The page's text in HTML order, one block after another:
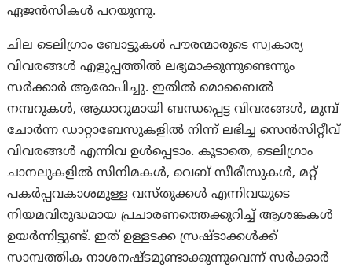
ഏജൻസികൾ പറയുന്നു.
ചില ടെലിഗ്രാം ബോട്ടുകൾ പൗരന്മാരുടെ സ്വകാര്യ
വിവരങ്ങൾ എളുപ്പത്തിൽ ലഭ്യമാക്കുന്നുണ്ടെന്നും
സർക്കാർ ആരോപിച്ചു. ഇതിൽ മൊബൈൽ
നമ്പറുകൾ, ആധാറുമായി ബന്ധപ്പെട്ട വിവരങ്ങൾ, മുമ്പ്
ചോർന്ന ഡാറ്റാബേസുകളിൽ നിന്ന് ലഭിച്ച സെൻസിറ്റീവ്
വിവരങ്ങൾ എന്നിവ ഉൾപ്പെടാം. കൂടാതെ, ടെലിഗ്രാം
ചാനലുകളിൽ സിനിമകൾ, വെബ് സീരീസുകൾ, മറ്റ്
പകർപ്പവകാശമുള്ള വസ്തുക്കൾ എന്നിവയുടെ
നിയമവിരുദ്ധമായ പ്രചാരണത്തെക്കുറിച്ച് ആശങ്കകൾ
ഉയർന്നിട്ടുണ്ട്. ഇത് ഉള്ളടക്ക സ്രഷ്ടാക്കൾക്ക്
സാമ്പത്തിക നാശനഷ്ടമുണ്ടാക്കുന്നുവെന്ന് സർക്കാർ